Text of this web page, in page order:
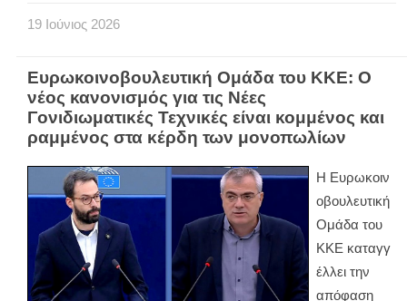
19 Ιούνιος 2026
Ευρωκοινοβουλευτική Ομάδα του ΚΚΕ: Ο
νέος κανονισμός για τις Νέες
Γονιδιωματικές Τεχνικές είναι κομμένος και
ραμμένος στα κέρδη των μονοπωλίων
Η Ευρωκοιν
οβουλευτική
Ομάδα του
ΚΚΕ καταγγ
έλλει την
απόφαση